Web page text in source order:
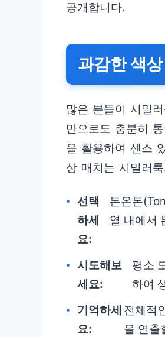
공개합니다.
과감한 색
많은 분들이 시밀
만으로도 충분히
을 활용하여 센스
상 매치는 시밀러
선택
하세
요:
톤온톤
열 내에서
시도해보
세요:
평소
하여
기억하세
요:
전체적
을 연출